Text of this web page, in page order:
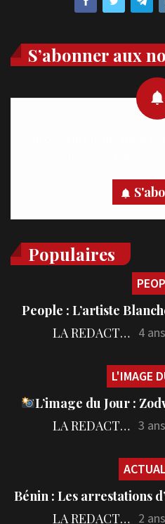
S’abonner aux
Populaires
People : L’artiste
LA REDACTION 4
L'IMAGE
L’image du Jour :
LA REDACTION 3
Bénin : Les arrestations
LA REDACTION 2